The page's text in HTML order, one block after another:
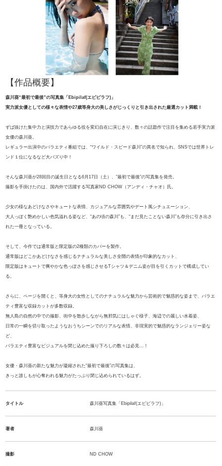
【作品概要】
森川葵“最初で最後”の写真集「Ebipilaf(エビピラフ)」
実力派女優としての様々な表情や27歳等身大の美しさがじっくりと引き出された厳選カット満載！
ずば抜けた集中力と演技力であらゆる役を変幻自在に演じきり、数々の話題作で注目を集める若手実力派
女優の森川葵。
レギュラー出演中のバラエティ番組では、“ワイルド・スピード森川”の異名で知られ、SNSでは世界トレ
ンド１位になるなど大バズり中！
そんな森川葵が28回目の誕生日となる6月17日（土）、“最初で最後”の写真集を発売。
撮影を手掛けたのは、国内外で活躍する写真家ND CHOW（アンディ・チャオ）氏。
少女の様なあどけなさやキュートな表情、カジュアルな雰囲気やデート風シチュエーション、
大人っぽく艶めかしい色気溢れる姿など、“あの頃の森川”も、“まだ見たことない森川”も存分に引き出さ
れた一冊となっている。
そして、今作では通常版と限定版の2種類のカバーを製作。
通常版はどこかあどけなさを感じるナチュラルな美しさ全開の表情が印象的なカット、
限定版はキュートで爽やかな色っぽさを感じさせるTシャツ＆デニム姿が目を引くカットで構成してい
る。
さらに、ページを開くと、等身大の女性としてのナチュラルな魅力から芸術的で魅惑的な姿まで、バラエ
ティ豊富な収録カットが多数収録。
無人島の自然の中での撮影、街中を散歩しながら無邪気にはしゃぐ様子、海辺での麗しい水着姿、
日常の一瞬を切り取ったようなおうちシーンでのリアルな表情、非現実的で魅惑的なランジェリー姿な
ど、
バラエティ豊富なビジュアルを閉じ込めた撮り下ろしの数々は必見…！
女優・森川葵の新たな魅力が凝縮された“最初で最後”の写真集は、
きっと誰しもが心奪われる魅力がたっぷり閉じ込められているはず。
タイトル 森川葵写真集「Ebipilaf(エビピラフ)」
著者 森川葵
撮影 ND CHOW